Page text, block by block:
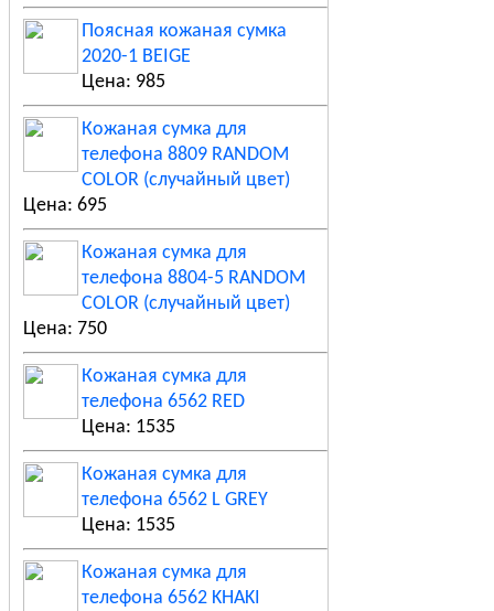
Поясная кожаная сумка
2020-1 BEIGE
Цена: 985
Кожаная сумка для
телефона 8809 RANDOM
COLOR (случайный цвет)
Цена: 695
Кожаная сумка для
телефона 8804-5 RANDOM
COLOR (случайный цвет)
Цена: 750
Кожаная сумка для
телефона 6562 RED
Цена: 1535
Кожаная сумка для
телефона 6562 L GREY
Цена: 1535
Кожаная сумка для
телефона 6562 KHAKI